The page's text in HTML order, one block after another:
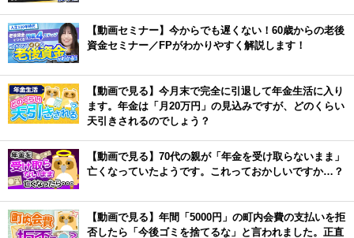
【動画セミナー】今からでも遅くない！60歳からの老後
資金セミナー／FPがわかりやすく解説します！
【動画で見る】今月末で完全に引退して年金生活に入り
ます。年金は「月20万円」の見込みですが、どのくらい
天引きされるのでしょう？
【動画で見る】70代の親が「年金を受け取らないまま」
亡くなっていたようです。これっておかしいですか…？
【動画で見る】年間「5000円」の町内会費の支払いを拒
否したら「今後ゴミを捨てるな」と言われました。正直